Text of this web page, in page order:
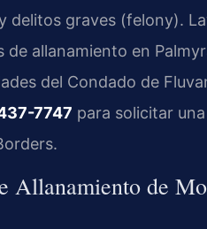
delitos graves (felony).
de allanamiento en
del Condado de
7747 para solicitar
Allanamiento de